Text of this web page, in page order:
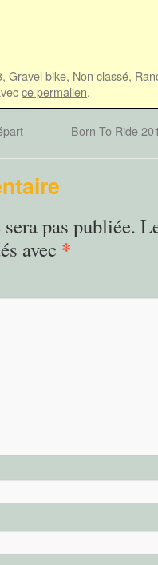
, Gravel bike, Non classé,
ce permalien.
Born To Ride
pas publiée.
avec *